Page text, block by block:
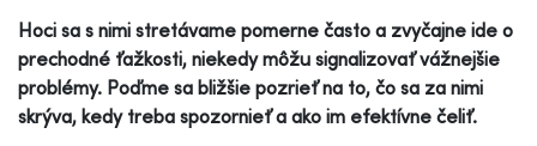
Hoci sa s nimi stretávame pomerne často a zvyčajne ide o
prechodné ťažkosti, niekedy môžu signalizovať vážnejšie
problémy. Poďme sa bližšie pozrieť na to, čo sa za nimi
skrýva, kedy treba spozornieť a ako im efektívne čeliť.